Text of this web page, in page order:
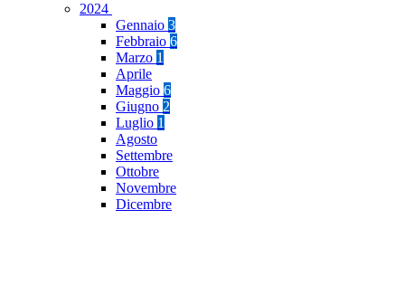
2024
Gennaio 3
Febbraio 6
Marzo 1
Aprile
Maggio 6
Giugno 2
Luglio 1
Agosto
Settembre
Ottobre
Novembre
Dicembre